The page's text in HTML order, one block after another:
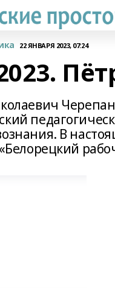
22 ЯНВАРЯ 2023, 07:24
В